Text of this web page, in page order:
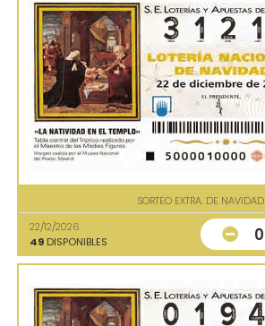
SORTEO EXTRA. DE NAVIDAD
22/12/2026
49 DISPONIBLES 0